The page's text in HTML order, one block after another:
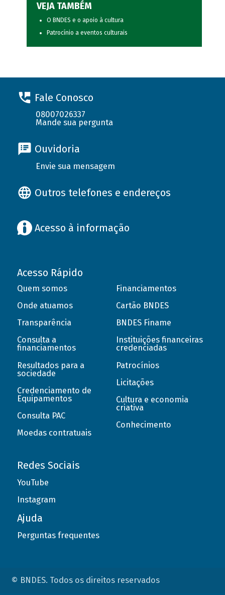
VEJA TAMBÉM
O BNDES e o apoio à cultura
Patrocínio a eventos culturais
Fale Conosco
08007026337
Mande sua pergunta
Ouvidoria
Envie sua mensagem
Outros telefones e endereços
Acesso à informação
Acesso Rápido
Quem somos
Onde atuamos
Transparência
Consulta a
financiamentos
Resultados para a
sociedade
Credenciamento de
Equipamentos
Consulta PAC
Moedas contratuais
Financiamentos
Cartão BNDES
BNDES Finame
Instituições financeiras
credenciadas
Patrocínios
Licitações
Cultura e economia
criativa
Conhecimento
Redes Sociais
YouTube
Instagram
Ajuda
Perguntas frequentes
© BNDES. Todos os direitos reservados